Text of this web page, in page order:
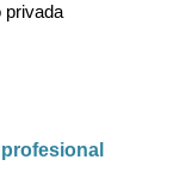
privada